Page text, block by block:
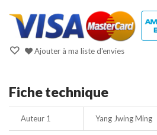
Ajouter à ma liste d'envies
Fiche technique
Auteur 1 Yang Jwing Ming